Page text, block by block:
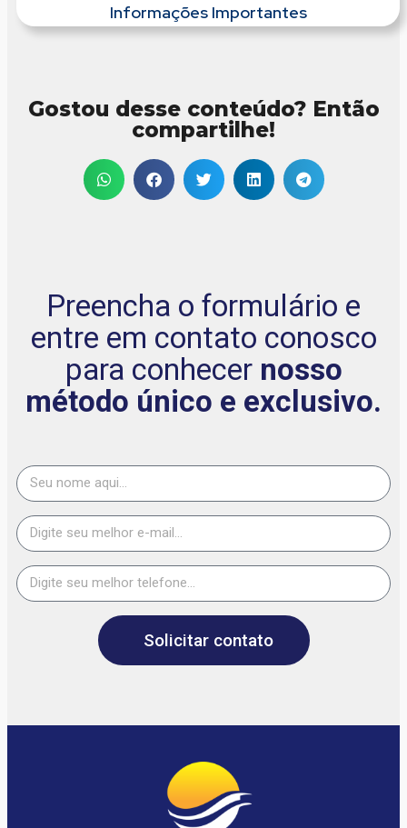
Informações Importantes
Gostou desse conteúdo? Então
compartilhe!
Preencha o formulário e
entre em contato conosco
para conhecer nosso
método único e exclusivo.
Solicitar contato